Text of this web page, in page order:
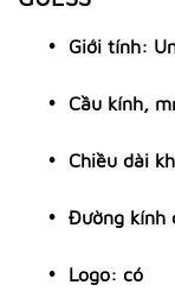
Giới tính:
Cầu kính,
Chiều dài
Đường kính
Logo: có